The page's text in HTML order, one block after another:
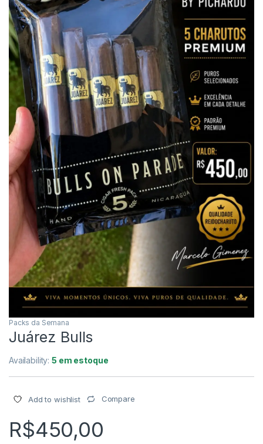
Packs da Semana
Juárez Bulls
Availability:5 em estoque
Add to wishlist Compare
R$450,00